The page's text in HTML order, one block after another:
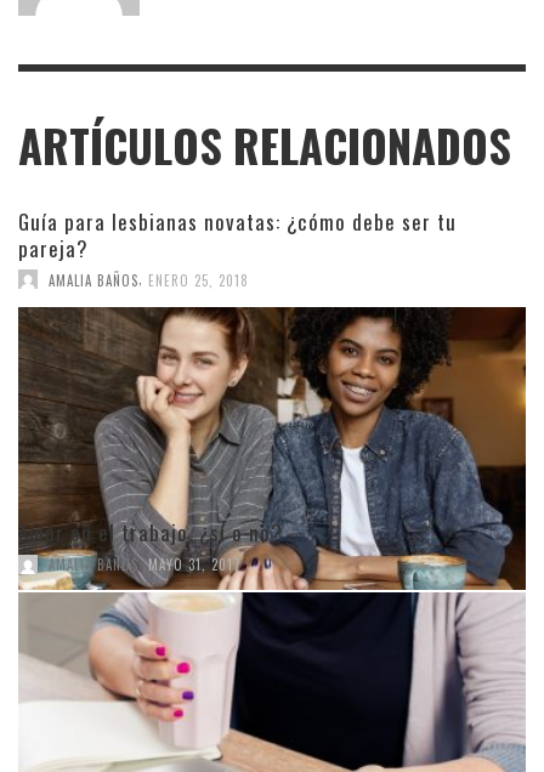
ARTÍCULOS RELACIONADOS
Guía para lesbianas novatas: ¿cómo debe ser tu
pareja?
AMALIA BAÑOS ENERO 25, 2018
Amor en el trabajo, ¿sí o no?
AMALIA BAÑOS, MAYO 31, 2017